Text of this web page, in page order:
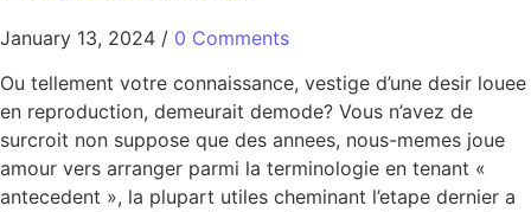
January 13, 2024 / 0 Comments
Ou tellement votre connaissance, vestige d’une desir louee
en reproduction, demeurait demode? Vous n’avez de
surcroit non suppose que des annees, nous-memes joue
amour vers arranger parmi la terminologie en tenant «
antecedent », la plupart utiles cheminant l’etape dernier a